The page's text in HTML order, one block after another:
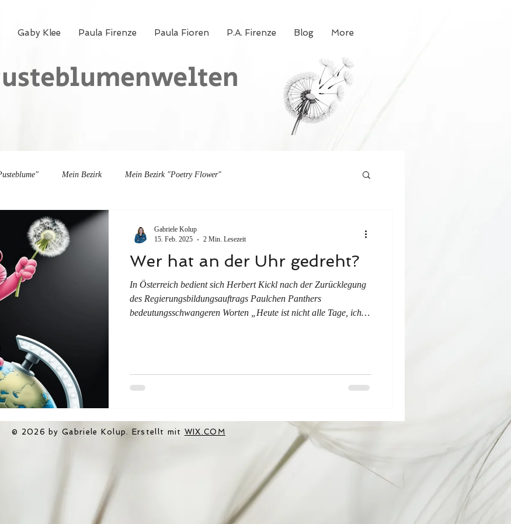
Gaby Klee Paula Firenze Paula Fioren P.A. Firenze Blog More
Mein Bezirk Mein Bezirk "Poetry Flower"
Wer hat an der Uhr gedreht?
In Österreich bedient sich Herbert Kickl nach der Zurücklegung
des Regierungsbildungsauftrags Paulchen Panthers
bedeutungsschwangeren Worten „Heute ist nicht alle Tage, ich
Sinne.
Gabriele Kolup
15. Feb. 2025
2 Min. Lesezeit
© 2026 by Gabriele Kolup. Erstellt mit WIX.COM